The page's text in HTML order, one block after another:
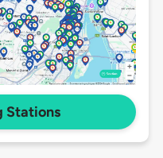
Stations